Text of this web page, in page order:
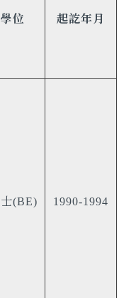
學位 起訖年月
(BE) 1990-1994